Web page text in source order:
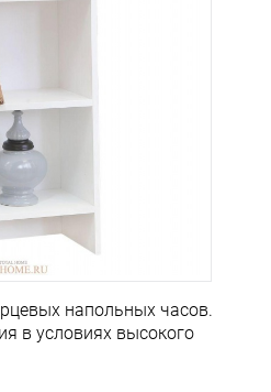
напольных часов.
в условиях высокого